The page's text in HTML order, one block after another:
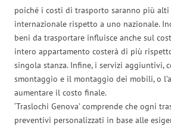
poiché i costi di trasporto saranno più
internazionale rispetto a uno nazionale.
beni da trasportare influisce anche sul
intero appartamento costerà di più
singola stanza. Infine, i servizi aggiuntivi,
smontaggio e il montaggio dei mobili, o
aumentare il costo finale.
‘Traslochi Genova’ comprende che ogni
preventivi personalizzati in base alle